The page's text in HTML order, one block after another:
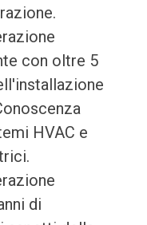
con oltre 5
HVAC e
di